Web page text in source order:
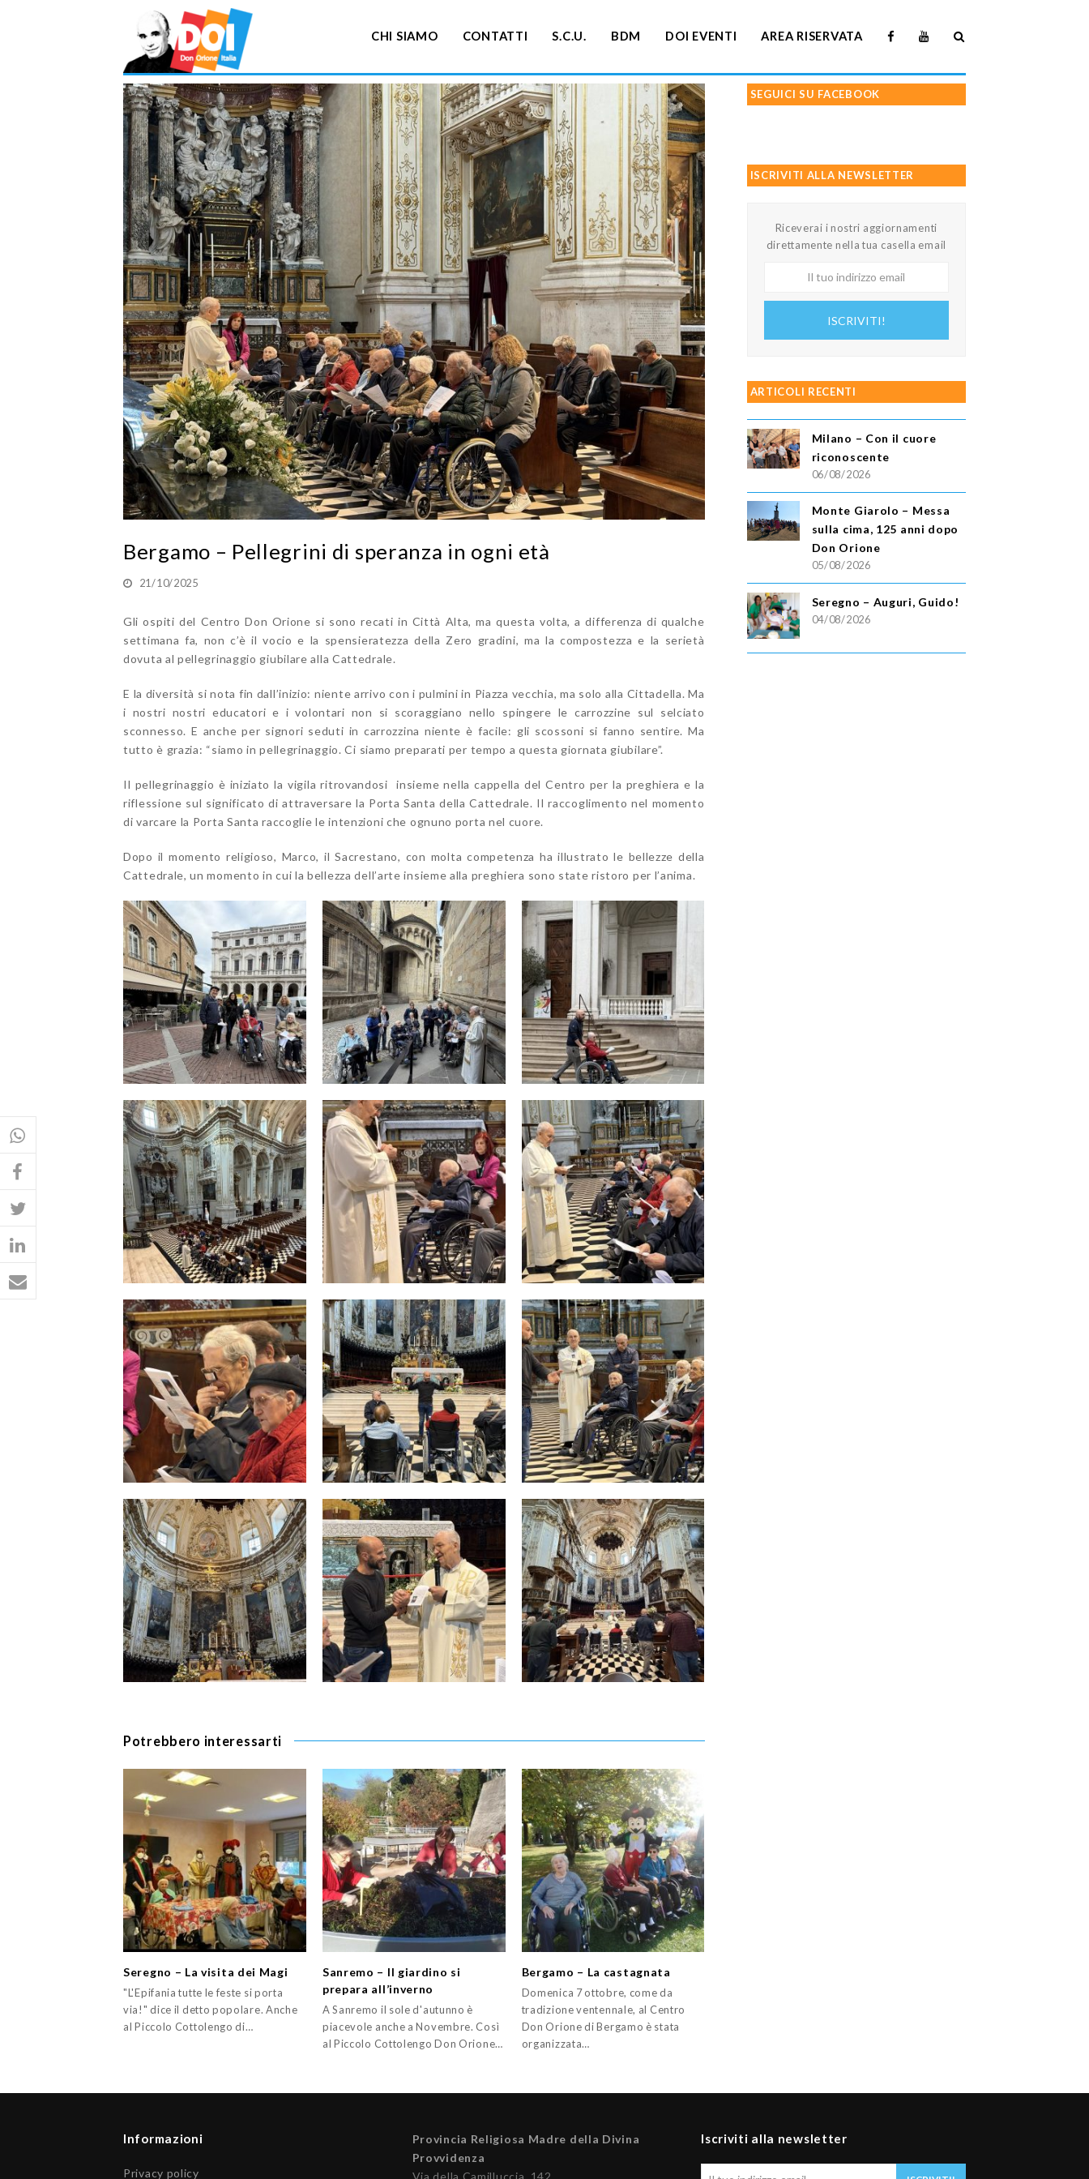
CHI SIAMO CONTATTI S.C.U. BDM DOI EVENTI AREA RISERVATA
Bergamo – Pellegrini di speranza in ogni età
21/10/2025
Gli ospiti del Centro Don Orione si sono recati in Città Alta, ma questa volta, a differenza di qualche
settimana fa, non c’è il vocio e la spensieratezza della Zero gradini, ma la compostezza e la serietà
dovuta al pellegrinaggio giubilare alla Cattedrale.
E la diversità si nota fin dall’inizio: niente arrivo con i pulmini in Piazza vecchia, ma solo alla Cittadella. Ma
i nostri nostri educatori e i volontari non si scoraggiano nello spingere le carrozzine sul selciato
sconnesso. E anche per signori seduti in carrozzina niente è facile: gli scossoni si fanno sentire. Ma
tutto è grazia: “siamo in pellegrinaggio. Ci siamo preparati per tempo a questa giornata giubilare”.
Il pellegrinaggio è iniziato la vigila ritrovandosi insieme nella cappella del Centro per la preghiera e la
riflessione sul significato di attraversare la Porta Santa della Cattedrale. Il raccoglimento nel momento
di varcare la Porta Santa raccoglie le intenzioni che ognuno porta nel cuore.
Dopo il momento religioso, Marco, il Sacrestano, con molta competenza ha illustrato le bellezze della
Cattedrale, un momento in cui la bellezza dell’arte insieme alla preghiera sono state ristoro per l’anima.
Potrebbero interessarti
Seregno – La visita dei Magi
"L'Epifania tutte le feste si porta
via!" dice il detto popolare. Anche
al Piccolo Cottolengo di…
Sanremo – Il giardino si
prepara all’inverno
A Sanremo il sole d'autunno è
piacevole anche a Novembre. Così
al Piccolo Cottolengo Don Orione…
Bergamo – La castagnata
Domenica 7 ottobre, come da
tradizione ventennale, al Centro
Don Orione di Bergamo è stata
organizzata…
SEGUICI SU FACEBOOK
ISCRIVITI ALLA NEWSLETTER
Riceverai i nostri aggiornamenti
direttamente nella tua casella email
ISCRIVITI!
ARTICOLI RECENTI
Milano – Con il cuore
riconoscente
06/08/2026
Monte Giarolo – Messa
sulla cima, 125 anni dopo
Don Orione
05/08/2026
Seregno – Auguri, Guido!
04/08/2026
Informazioni
Privacy policy
Provincia Religiosa Madre della Divina
Provvidenza
Via della Camilluccia, 142
Iscriviti alla newsletter